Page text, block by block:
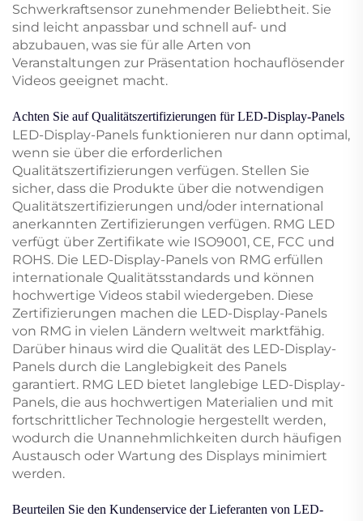
Schwerkraftsensor zunehmender Beliebtheit. Sie
sind leicht anpassbar und schnell auf- und
abzubauen, was sie für alle Arten von
Veranstaltungen zur Präsentation hochauflösender
Videos geeignet macht.
Achten Sie auf Qualitätszertifizierungen für LED-Display-Panels
LED-Display-Panels funktionieren nur dann optimal,
wenn sie über die erforderlichen
Qualitätszertifizierungen verfügen. Stellen Sie
sicher, dass die Produkte über die notwendigen
Qualitätszertifizierungen und/oder international
anerkannten Zertifizierungen verfügen. RMG LED
verfügt über Zertifikate wie ISO9001, CE, FCC und
ROHS. Die LED-Display-Panels von RMG erfüllen
internationale Qualitätsstandards und können
hochwertige Videos stabil wiedergeben. Diese
Zertifizierungen machen die LED-Display-Panels
von RMG in vielen Ländern weltweit marktfähig.
Darüber hinaus wird die Qualität des LED-Display-
Panels durch die Langlebigkeit des Panels
garantiert. RMG LED bietet langlebige LED-Display-
Panels, die aus hochwertigen Materialien und mit
fortschrittlicher Technologie hergestellt werden,
wodurch die Unannehmlichkeiten durch häufigen
Austausch oder Wartung des Displays minimiert
werden.
Beurteilen Sie den Kundenservice der Lieferanten von LED-